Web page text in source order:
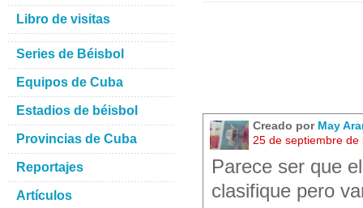
Creado por May
25 de septiembre
Parece ser que
clasifique pero
Libro de visitas
Series de Béisbol
Equipos de Cuba
Estadios de béisbol
Provincias de Cuba
Reportajes
Artículos